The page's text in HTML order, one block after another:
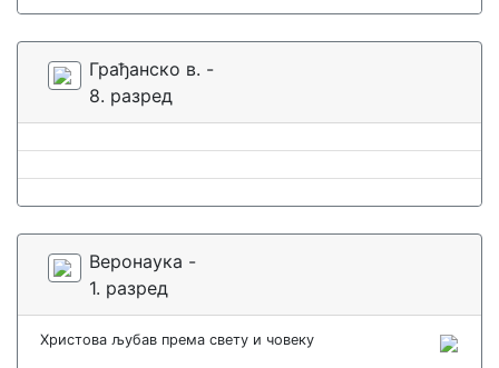
Грађанско в. -
8. разред
Веронаука -
1. разред
Христова љубав према свету и човеку